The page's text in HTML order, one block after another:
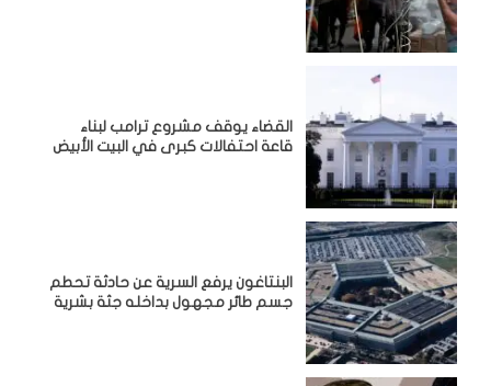
القضاء يوقف مشروع ترامب لبناء
قاعة احتفالات كبرى في البيت الأبيض
البنتاغون يرفع السرية عن حادثة تحطم
جسم طائر مجهول بداخله جثة بشرية